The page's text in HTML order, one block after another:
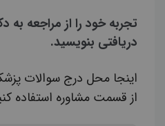
تجربه خود را از مراجعه
دریافتی بنویسید.
اینجا محل درج سوالات
از قسمت مشاوره استفاده